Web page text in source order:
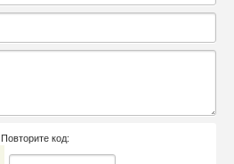
Повторите код: